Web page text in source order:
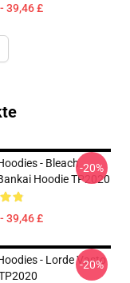
39,46 £
- Bleach
Hoodie TP2020
39,46 £
-20%
- Lorde Vasto
-20%